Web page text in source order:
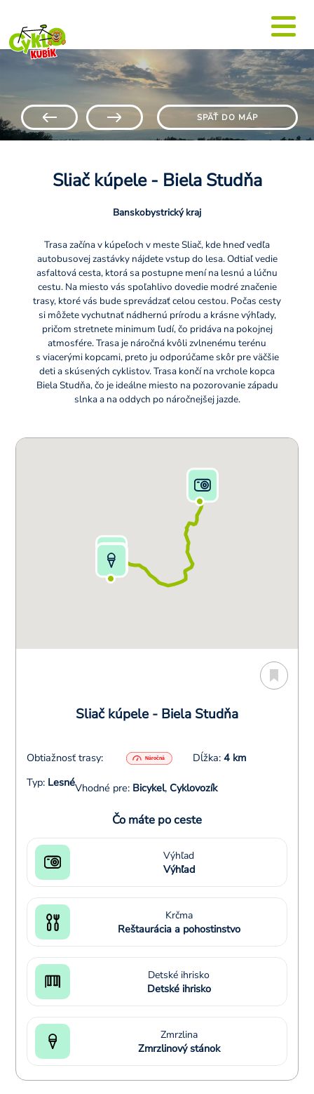
SPÄŤ DO MÁP
Sliač kúpele - Biela Studňa
Banskobystrický kraj
Trasa začína v kúpeľoch v meste Sliač, kde hneď vedľa
autobusovej zastávky nájdete vstup do lesa. Odtiaľ vedie
asfaltová cesta, ktorá sa postupne mení na lesnú a lúčnu
cestu. Na miesto vás spoľahlivo dovedie modré značenie
trasy, ktoré vás bude sprevádzať celou cestou. Počas cesty
si môžete vychutnať nádhernú prírodu a krásne výhľady,
pričom stretnete minimum ľudí, čo pridáva na pokojnej
atmosfére. Trasa je náročná kvôli zvlnenému terénu
s viacerými kopcami, preto ju odporúčame skôr pre väčšie
deti a skúsených cyklistov. Trasa končí na vrchole kopca
Biela Studňa, čo je ideálne miesto na pozorovanie západu
slnka a na oddych po náročnejšej jazde.
Sliač kúpele - Biela Studňa
Obtiažnosť trasy: Dĺžka: 4 km
Typ: LesnéVhodné pre: Bicykel, Cyklovozík
Čo máte po ceste
Výhľad
Výhľad
Krčma
Reštaurácia a pohostinstvo
Detské ihrisko
Detské ihrisko
Zmrzlina
Zmrzlinový stánok